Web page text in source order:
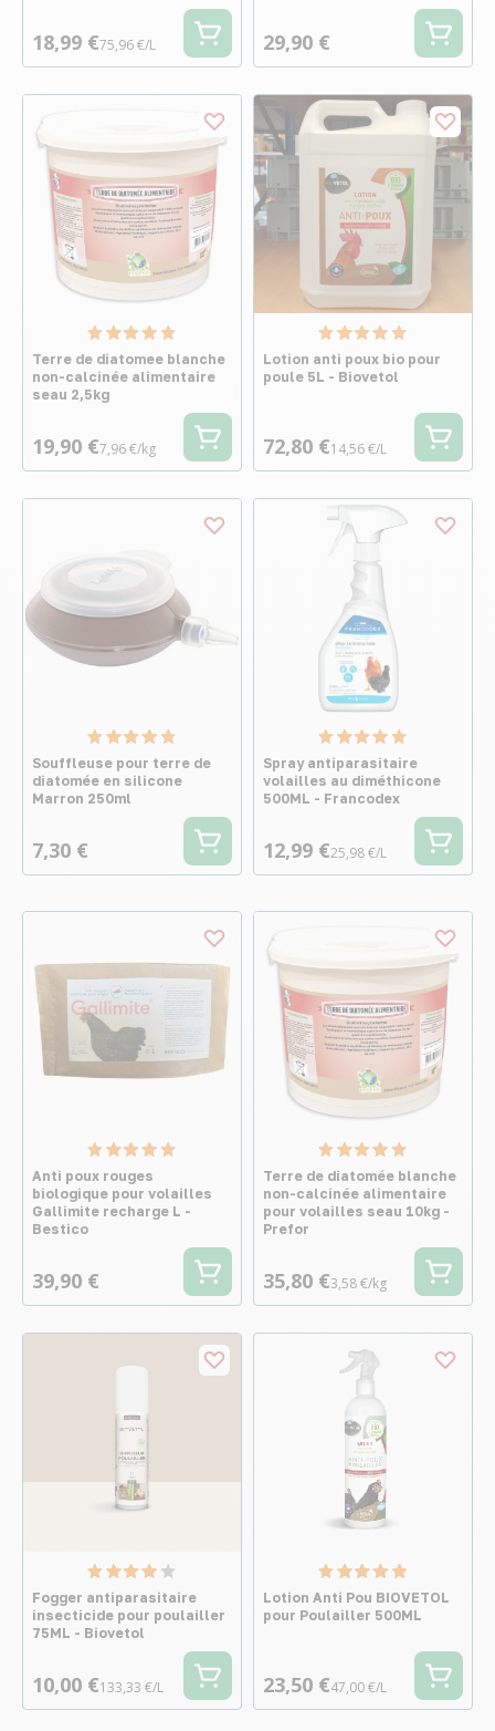
18,99 €75,96 €/L 29,90 €
Terre de diatomee blanche
non-calcinée alimentaire
seau 2,5kg
19,90 €7,96 €/kg
Lotion anti poux bio pour
poule 5L - Biovetol
72,80 €14,56 €/L
Souffleuse pour terre de
diatomée en silicone
Marron 250ml
7,30 €
Spray antiparasitaire
volailles au diméthicone
500ML - Francodex
12,99 €25,98 €/L
Anti poux rouges
biologique pour volailles
Gallimite recharge L -
Bestico
39,90 €
Terre de diatomée blanche
non-calcinée alimentaire
pour volailles seau 10kg -
Prefor
35,80 €3,58 €/kg
Fogger antiparasitaire
insecticide pour poulailler
75ML - Biovetol
10,00 €133,33 €/L
Lotion Anti Pou BIOVETOL
pour Poulailler 500ML
23,50 €47,00 €/L